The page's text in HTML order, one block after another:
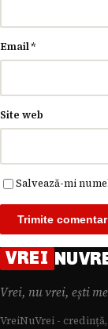
Email*
Site web
Salvează-mi
VREI
Vrei, nu vrei, ești
VreiNuVrei -